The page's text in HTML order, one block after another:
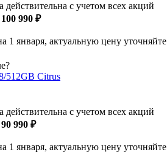
действительна с учетом всех акций
100 990 ₽
1 января, актуальную цену уточняйте
512GB Citrus
действительна с учетом всех акций
90 990 ₽
1 января, актуальную цену уточняйте